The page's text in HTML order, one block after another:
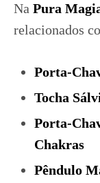
Na Pura
relacionados
Porta-
Tocha
Porta-
Chakras
Pêndulo